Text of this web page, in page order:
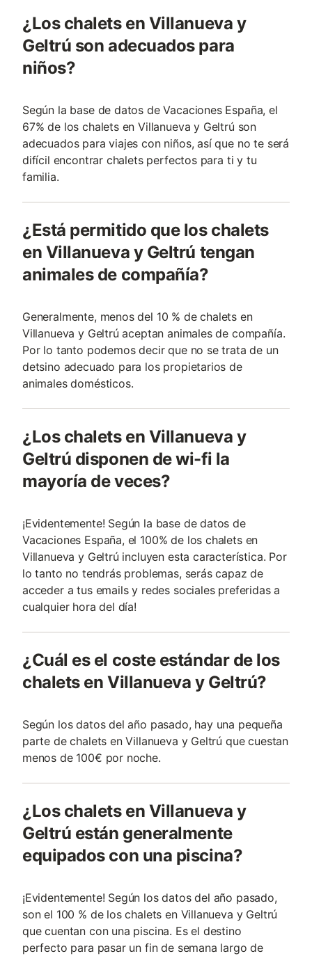
¿Los chalets en Villanueva y
Geltrú son adecuados para
niños?
Según la base de datos de Vacaciones España, el
67% de los chalets en Villanueva y Geltrú son
adecuados para viajes con niños, así que no te será
difícil encontrar chalets perfectos para ti y tu
familia.
¿Está permitido que los chalets
en Villanueva y Geltrú tengan
animales de compañía?
Generalmente, menos del 10 % de chalets en
Villanueva y Geltrú aceptan animales de compañía.
Por lo tanto podemos decir que no se trata de un
detsino adecuado para los propietarios de
animales domésticos.
¿Los chalets en Villanueva y
Geltrú disponen de wi-fi la
mayoría de veces?
¡Evidentemente! Según la base de datos de
Vacaciones España, el 100% de los chalets en
Villanueva y Geltrú incluyen esta característica. Por
lo tanto no tendrás problemas, serás capaz de
acceder a tus emails y redes sociales preferidas a
cualquier hora del día!
¿Cuál es el coste estándar de los
chalets en Villanueva y Geltrú?
Según los datos del año pasado, hay una pequeña
parte de chalets en Villanueva y Geltrú que cuestan
menos de 100€ por noche.
¿Los chalets en Villanueva y
Geltrú están generalmente
equipados con una piscina?
¡Evidentemente! Según los datos del año pasado,
son el 100 % de los chalets en Villanueva y Geltrú
que cuentan con una piscina. Es el destino
perfecto para pasar un fin de semana largo de